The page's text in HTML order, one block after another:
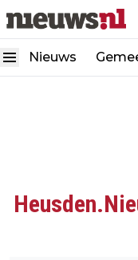
Nieuws